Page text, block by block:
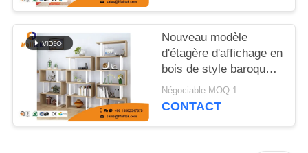
Nouveau modèle
d'étagère d'affichage en
bois de style baroque
français
Négociable MOQ:1
CONTACT